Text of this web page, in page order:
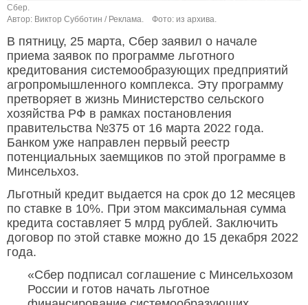
Сбер.
Автор: Виктор Субботин / Реклама.
Фото: из архива.
В пятницу, 25 марта, Сбер заявил о начале
приема заявок по программе льготного
кредитования системообразующих предприятий
агропромышленного комплекса. Эту программу
претворяет в жизнь Министерство сельского
хозяйства РФ в рамках постановления
правительства №375 от 16 марта 2022 года.
Банком уже направлен первый реестр
потенциальных заемщиков по этой программе в
Минсельхоз.
Льготный кредит выдается на срок до 12 месяцев
по ставке в 10%. При этом максимальная сумма
кредита составляет 5 млрд рублей. Заключить
договор по этой ставке можно до 15 декабря 2022
года.
«Сбер подписал соглашение с Минсельхозом
России и готов начать льготное